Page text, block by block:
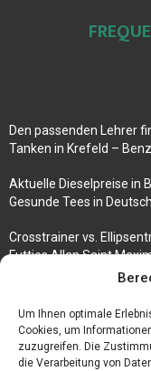
Um Ihnen optimale
Cookies, um
zuzugreifen. Die
die Verarbeitung von
Den passenden Lehrer
Tanken in Krefeld –
Aktuelle Dieselpreise in
Gesunde Tees in
Crosstrainer vs.
Futties Allan Saint
Tische aus